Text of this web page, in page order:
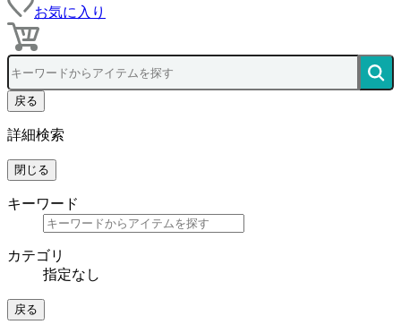
お気に入り
戻る
詳細検索
閉じる
キーワード
カテゴリ
指定なし
戻る